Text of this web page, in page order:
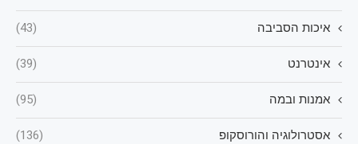
איכות הסביבה (43)
אינטרנט (39)
אמנות ובמה (95)
אסטרולוגיה והורוסקופ (136)